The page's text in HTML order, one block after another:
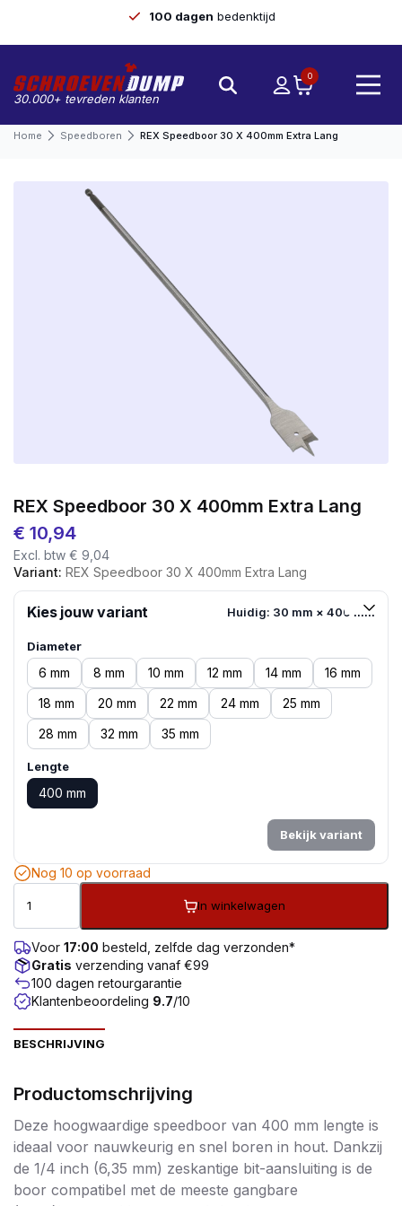
100 dagen bedenktijd
30.000+ tevreden klanten
0
Home Speedboren REX Speedboor 30 X 400mm Extra Lang
REX Speedboor 30 X 400mm Extra Lang
€ 10,94
Excl. btw € 9,04
Variant: REX Speedboor 30 X 400mm Extra Lang
Kies jouw variant Huidig: 30 mm × 400 mm
Diameter
6 mm 8 mm 10 mm 12 mm 14 mm
16 mm
18 mm
20 mm 22 mm 24 mm
25 mm
28 mm
32 mm 35 mm
Lengte
400 mm
Bekijk variant
Nog 10 op voorraad
In winkelwagen
Voor 17:00 besteld, zelfde dag verzonden*
Gratis verzending vanaf €99
100 dagen retourgarantie
Klantenbeoordeling 9.7/10
BESCHRIJVING
Productomschrijving
Deze hoogwaardige speedboor van 400 mm lengte is
ideaal voor nauwkeurig en snel boren in hout. Dankzij
de 1/4 inch (6,35 mm) zeskantige bit-aansluiting is de
boor compatibel met de meeste gangbare